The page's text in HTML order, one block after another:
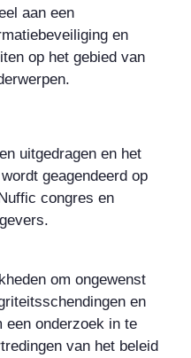
aan een
en
op het gebied van
uitgedragen en het
geagendeerd op
congres en
om ongewenst
en
een onderzoek in te
van het beleid